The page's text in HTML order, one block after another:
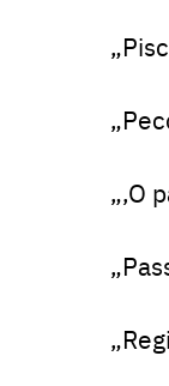
„‚O